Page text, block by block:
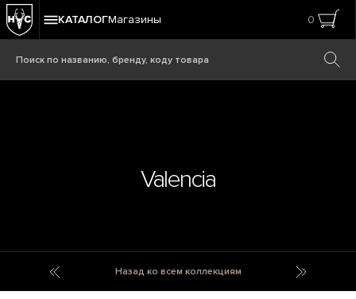
КАТАЛОГМагазины 0
Valencia
Urchin ArtlineНазад ко всем коллекциям